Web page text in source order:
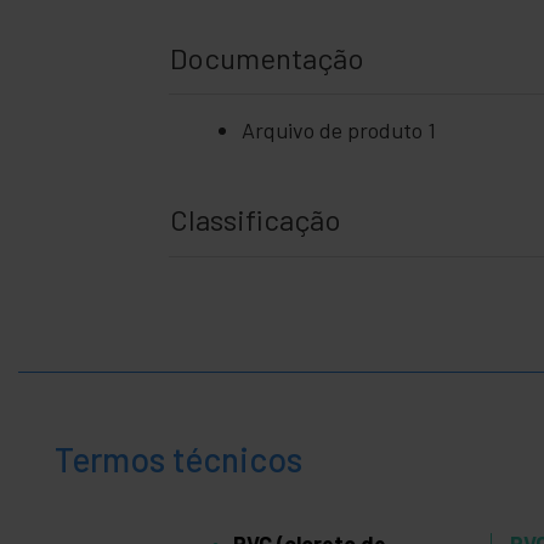
Documentação
Arquivo de produto 1
Classificação
Termos técnicos